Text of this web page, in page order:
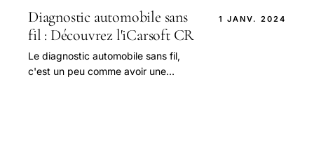
covoiturage.
Diagnostic automobile sans
fil : Découvrez l'iCarsoft CR
Le diagnostic automobile sans fil,
c'est un peu comme avoir une
1 JANV. 2024